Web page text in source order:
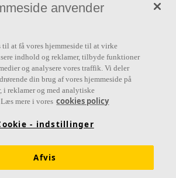
velbefindende og effektivitet. Vores løfte "A
people" er rygraden i alt, hvad vi gør.
Følg os
Links
Akustisk viden Akustikløsninger
services Brochurer Ecophon prisliste
anvender
til at få vores hjemmeside til at virke
indhold og reklamer, tilbyde funktioner
og analysere vores traffik. Vi deler
din brug af vores hjemmeside på
i reklamer og med analytiske
mere i vores cookies policy
- indstillinger
Afvis